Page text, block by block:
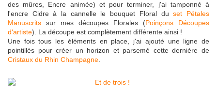
des mûres, Encre animée) et pour terminer, j'ai tamponné à
l'encre Cidre à la cannelle le bouquet Floral duset Pétales
Manuscrits sur mes découpes Florales (Poinçons Découpes
d'artiste). La découpe est complètement différente ainsi !
Une fois tous les éléments en place, j'ai ajouté une ligne de
pointillés pour créer un horizon et parsemé cette dernière de
Cristaux du Rhin Champagne